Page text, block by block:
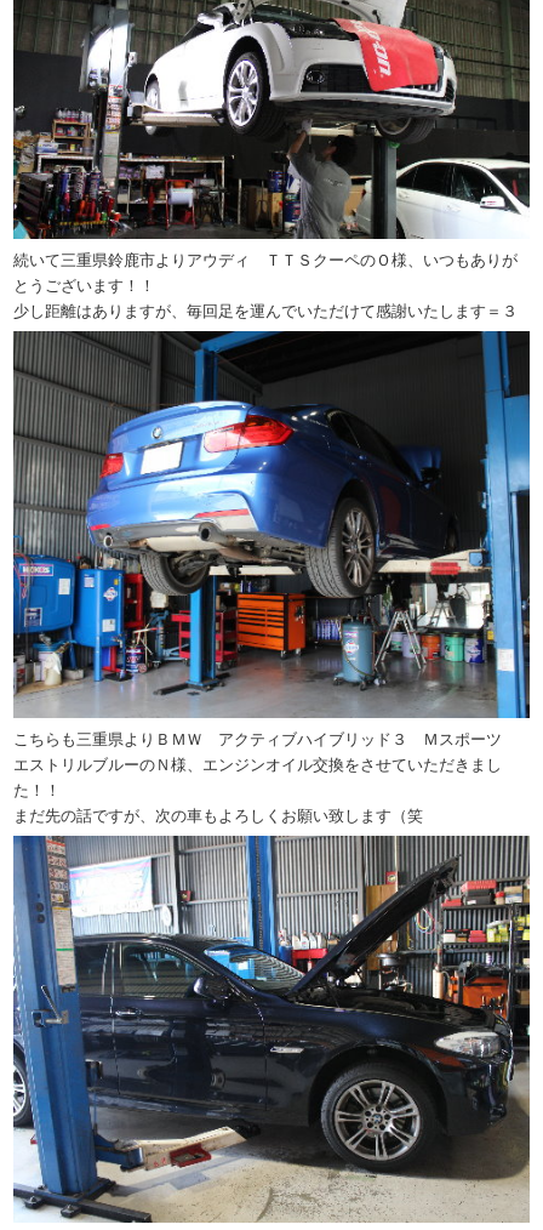
続いて三重県鈴鹿市よりアウディ ＴＴＳクーペのＯ様、いつもありが
とうございます！！
少し距離はありますが、毎回足を運んでいただけて感謝いたします＝３
こちらも三重県よりＢＭＷ アクティブハイブリッド３ Ｍスポーツ
エストリルブルーのＮ様、エンジンオイル交換をさせていただきまし
た！！
まだ先の話ですが、次の車もよろしくお願い致します（笑